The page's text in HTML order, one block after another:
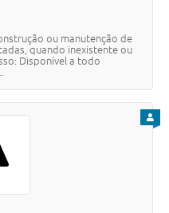
ou manutenção de
quando inexistente ou
Disponível a todo